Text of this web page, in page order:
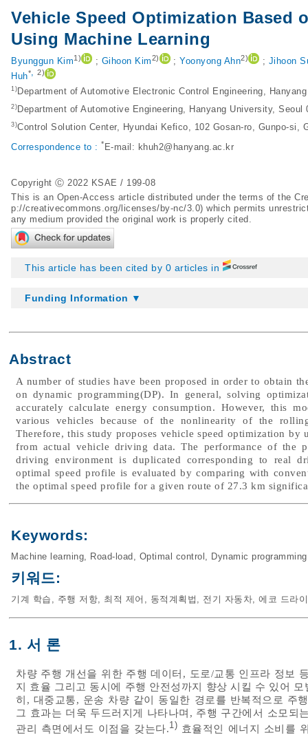
Vehicle Speed Optimization Based
Using Machine Learning
Byunggun Kim1) ; Gihoon Kim2) ; Yoonyong Ahn2) ; Jihoon
Huh*, 2)
1) Department of Automotive Electronic Control Engineering,
2) Department of Automotive Engineering, Hanyang University, Seoul
3)Control Solution Center, Hyundai Kefico, 102 Gosan-ro, Gunpo-si,
Correspondence to : * E-mail: khuh2@hanyang.ac.kr
Copyright Ⓒ 2022 KSAE / 199-08
This is an Open-Access article distributed under the terms of the
p://creativecommons.org/licenses/by-nc/3.0) which permits
any medium provided the original work is properly cited.
This article has been cited by 0 articles in
Funding Information ▼
Abstract
A number of studies have been proposed in order to obtain
on dynamic programming(DP). In general, solving
accurately calculate energy consumption. However, this
various vehicles because of the nonlinearity of the
Therefore, this study proposes vehicle speed optimization
from actual vehicle driving data. The performance of the
driving environment is duplicated corresponding to real
optimal speed profile is evaluated by comparing with
the optimal speed profile for a given route of 27.3 km
Keywords:
Machine learning, Road-load , Optimal control , Dynamic programming
키워드:
기계 학습 , 주행 저항, 최적 제어 , 동적계획법 , 전기 자동차, 에코 드라
1. 서 론
차량 주행 개선을 위한 주행 데이터, 도로/교통 인프라 정보
지 효율 그리고 동시에 주행 안전성까지 향상 시킬 수 있어
히, 대중교통, 운송 차량 같이 동일한 경로를 반복적으로 주
그 효과는 더욱 두드러지게 나타나며, 주행 구간에서 소모
관리 측면에서도 이점을 갖는다.1) 효율적인 에너지 소비를